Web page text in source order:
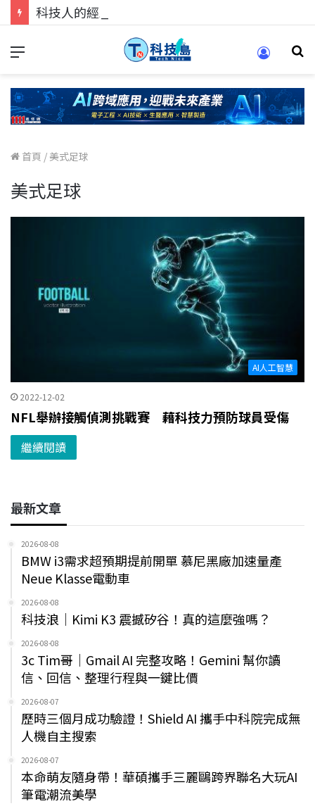
首頁 / 美式足球
美式足球
AI人工智慧
2022-12-02
NFL舉辦接觸偵測挑戰賽 藉科技力預防球員受傷
繼續閱讀
最新文章
2026-08-08
BMW i3需求超預期提前開單 慕尼黑廠加速量產
Neue Klasse電動車
2026-08-08
科技浪｜Kimi K3 震撼矽谷！真的這麼強嗎？
2026-08-08
3c Tim哥｜Gmail AI 完整攻略！Gemini 幫你讀
信、回信、整理行程與一鍵比價
2026-08-07
歷時三個月成功驗證！Shield AI 攜手中科院完成無
人機自主搜索
2026-08-07
本命萌友隨身帶！華碩攜手三麗鷗跨界聯名大玩AI
筆電潮流美學